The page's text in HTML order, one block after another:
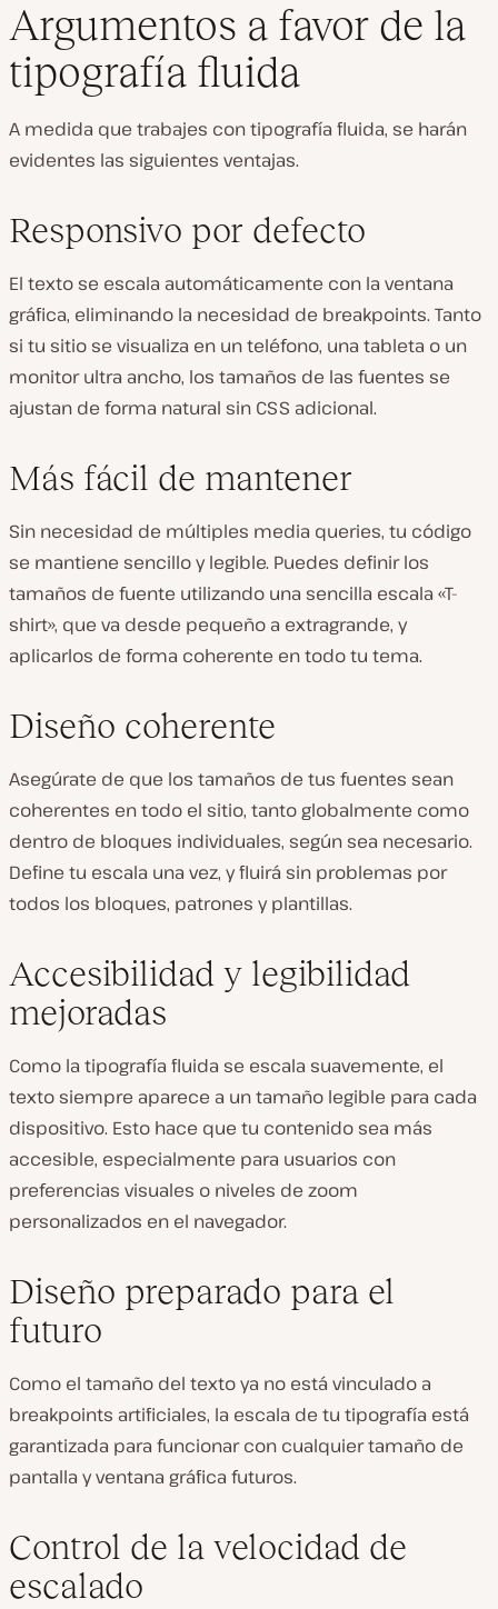
Argumentos a favor de la
tipografía fluida
A medida que trabajes con tipografía fluida, se harán
evidentes las siguientes ventajas.
Responsivo por defecto
El texto se escala automáticamente con la ventana
gráfica, eliminando la necesidad de breakpoints. Tanto
si tu sitio se visualiza en un teléfono, una tableta o un
monitor ultra ancho, los tamaños de las fuentes se
ajustan de forma natural sin CSS adicional.
Más fácil de mantener
Sin necesidad de múltiples media queries, tu código
se mantiene sencillo y legible. Puedes definir los
tamaños de fuente utilizando una sencilla escala «T-
shirt», que va desde pequeño a extragrande, y
aplicarlos de forma coherente en todo tu tema.
Diseño coherente
Asegúrate de que los tamaños de tus fuentes sean
coherentes en todo el sitio, tanto globalmente como
dentro de bloques individuales, según sea necesario.
Define tu escala una vez, y fluirá sin problemas por
todos los bloques, patrones y plantillas.
Accesibilidad y legibilidad
mejoradas
Como la tipografía fluida se escala suavemente, el
texto siempre aparece a un tamaño legible para cada
dispositivo. Esto hace que tu contenido sea más
accesible, especialmente para usuarios con
preferencias visuales o niveles de zoom
personalizados en el navegador.
Diseño preparado para el
futuro
Como el tamaño del texto ya no está vinculado a
breakpoints artificiales, la escala de tu tipografía está
garantizada para funcionar con cualquier tamaño de
pantalla y ventana gráfica futuros.
Control de la velocidad de
escalado